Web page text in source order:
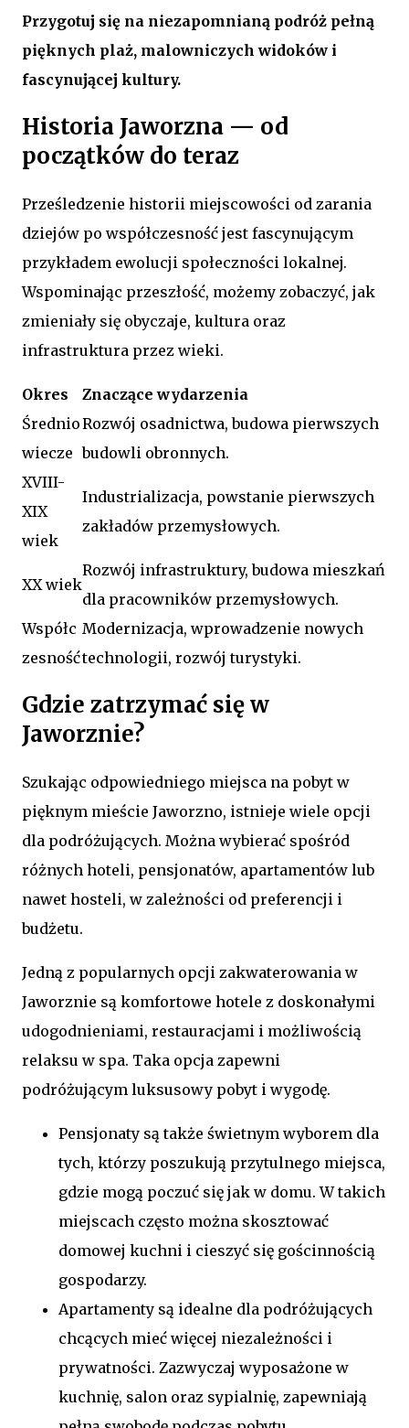
Przygotuj się na niezapomnianą podróż pełną
pięknych plaż, malowniczych widoków i
fascynującej kultury.
Historia Jaworzna — od
początków do teraz
Prześledzenie historii miejscowości od zarania
dziejów po współczesność jest fascynującym
przykładem ewolucji społeczności lokalnej.
Wspominając przeszłość, możemy zobaczyć, jak
zmieniały się obyczaje, kultura oraz
infrastruktura przez wieki.
Okres
Znaczące wydarzenia
Średnio
wiecze
Rozwój osadnictwa, budowa pierwszych
budowli obronnych.
XVIII-
XIX
wiek
Industrializacja, powstanie pierwszych
zakładów przemysłowych.
XX wiek
Rozwój infrastruktury, budowa mieszkań
dla pracowników przemysłowych.
Współc
zesność
Modernizacja, wprowadzenie nowych
technologii, rozwój turystyki.
Gdzie zatrzymać się w
Jaworznie?
Szukając odpowiedniego miejsca na pobyt w
pięknym mieście Jaworzno, istnieje wiele opcji
dla podróżujących. Można wybierać spośród
różnych hoteli, pensjonatów, apartamentów lub
nawet hosteli, w zależności od preferencji i
budżetu.
Jedną z popularnych opcji zakwaterowania w
Jaworznie są komfortowe hotele z doskonałymi
udogodnieniami, restauracjami i możliwością
relaksu w spa. Taka opcja zapewni
podróżującym luksusowy pobyt i wygodę.
Pensjonaty są także świetnym wyborem dla
tych, którzy poszukują przytulnego miejsca,
gdzie mogą poczuć się jak w domu. W takich
miejscach często można skosztować
domowej kuchni i cieszyć się gościnnością
gospodarzy.
Apartamenty są idealne dla podróżujących
chcących mieć więcej niezależności i
prywatności. Zazwyczaj wyposażone w
kuchnię, salon oraz sypialnię, zapewniają